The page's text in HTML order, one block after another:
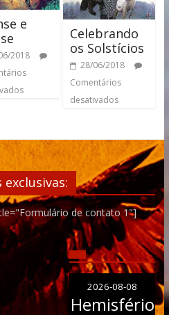
e
2018
Celebrando
os Solstícios
28/06/2018
Comentários
desativados
de contato 1"]
2026-08-08
Hemisfério